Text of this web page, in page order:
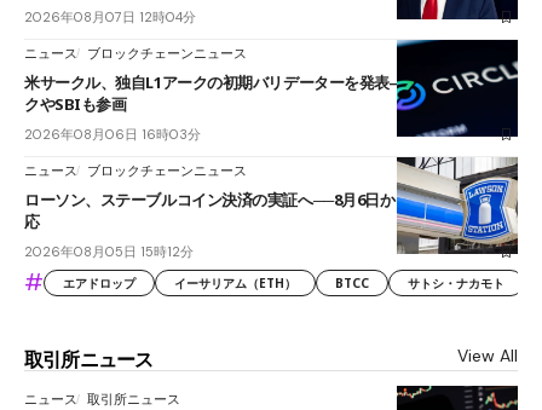
2026年08月07日 12時04分
ニュース ブロックチェーンニュース
米サークル、独自L1アークの初期バリデーターを発表――ブラックロッ
クやSBIも参画
2026年08月06日 16時03分
ニュース ブロックチェーンニュース
ローソン、ステーブルコイン決済の実証へ──8月6日からJPYCやUSDC対
応
2026年08月05日 15時12分
# エアドロップ イーサリアム（ETH） BTCC サトシ・ナカモト
取引所ニュース View All
ニュース 取引所ニュース